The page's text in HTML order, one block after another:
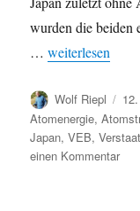
wurden die beiden
…„Japan
weiterlesen
Autor
Wolf Riepl
am
Atomenergie,
Japan,VEB,
einen Kommentarzu